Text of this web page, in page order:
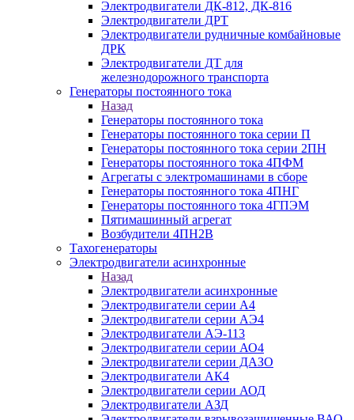
Электродвигатели ДК-812, ДК-816
Электродвигатели ДРТ
Электродвигатели рудничные комбайновые
ДРК
Электродвигатели ДТ для
железнодорожного транспорта
Генераторы постоянного тока
Назад
Генераторы постоянного тока
Генераторы постоянного тока серии П
Генераторы постоянного тока серии 2ПН
Генераторы постоянного тока 4ПФМ
Агрегаты с электромашинами в сборе
Генераторы постоянного тока 4ПНГ
Генераторы постоянного тока 4ГПЭМ
Пятимашинный агрегат
Возбудители 4ПН2В
Тахогенераторы
Электродвигатели асинхронные
Назад
Электродвигатели асинхронные
Электродвигатели серии А4
Электродвигатели серии АЭ4
Электродвигатели АЭ-113
Электродвигатели серии АО4
Электродвигатели серии ДАЗО
Электродвигатели АК4
Электродвигатели серии АОД
Электродвигатели АЗД